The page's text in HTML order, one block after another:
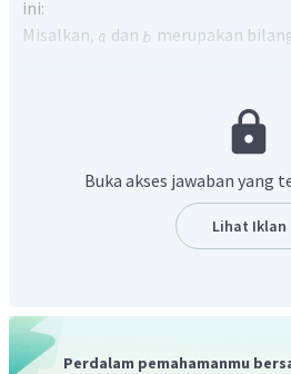
ini:
Misalkan,
dan merupakan
, maka
, maka
Ingat: bilangan bulat positif
bilangan bulat negatif.
Berdasarkan aturan di atas, maka
Buka akses jawaban yang
Lihat Iklan
Perdalam pemahamanmu